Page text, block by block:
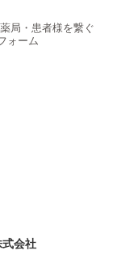
局・患者様を繋ぐ
ォーム
会社